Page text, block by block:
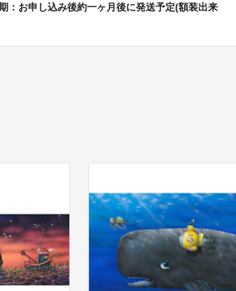
：お申し込み後約一ヶ月後に発送予定(額装出来